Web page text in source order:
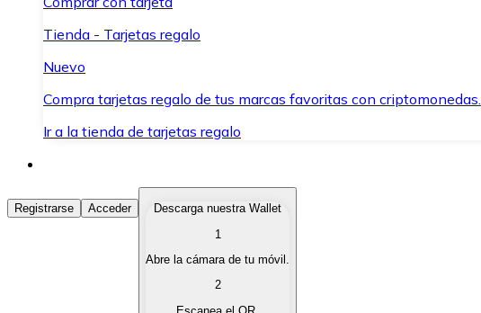
Tienda - Tarjetas regalo
Nuevo
Compra tarjetas regalo de tus marcas favoritas con criptomonedas.
Ir a la tienda de tarjetas regalo
Comprar Criptomonedas
Compra criptomonedas con diferentes métodos de pago.
Vende tus criptomonedas de forma rápida y segura.
Registrarse Acceder
Descarga nuestra Wallet
1
Abre la cámara de tu móvil.
2